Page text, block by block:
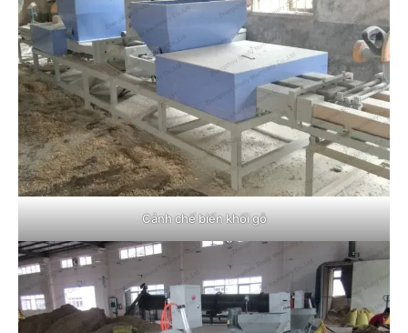
Cảnh chế biến khối gỗ